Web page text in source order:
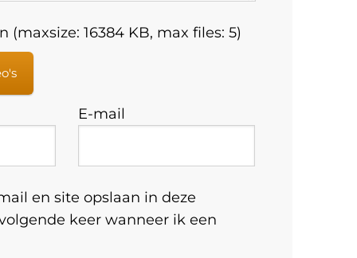
(maxsize: 16384 KB, max files: 5)
E-mail
en site opslaan in deze
keer wanneer ik een